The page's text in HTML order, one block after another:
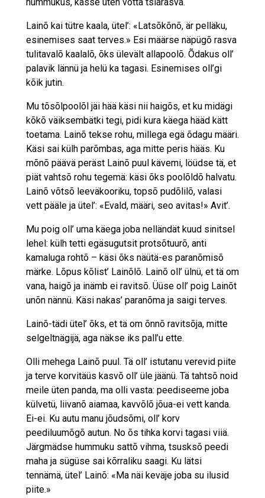
Lainõ kai tütre kaala, ütel’: «Latsõkõnõ, är pelläku,
esinemises saat terves.» Esi määrse näpügõ rasva
tulitavalõ kaalalõ, õks ülevält allapoolõ. Õdakus oll’
palavik lännü ja helü ka tagasi. Esinemises oll’gi
kõik jutin.
Mu tõsõlpoolõl jäi hää käsi nii haigõs, et ku midägi
kõkõ väiksembätki tegi, pidi kura käega hääd kätt
toetama. Lainõ tekse rohu, millega egä õdagu määri.
Käsi sai külh parõmbas, aga mitte peris hääs. Ku
mõnõ päävä peräst Lainõ puul kävemi, löüdse tä, et
piät vahtsõ rohu tegemä: käsi õks poolõldõ halvatu.
Lainõ võtsõ leeväkooriku, topsõ pudõlilõ, valasi
vett pääle ja ütel’: «Evald, määri, seo avitas!» Avit’.
Mu poig oll’ uma käega joba nelländät kuud sinitsel
lehel: külh tetti egäsugutsit protsõtuurõ, anti
kamaluga rohtõ – käsi õks näütä-es paranõmisõ
märke. Lõpus kõlist’ Lainõlõ. Lainõ oll’ ülnü, et tä om
vana, haigõ ja inämb ei ravitsõ. Üüse oll’ poig Lainõt
unõn nännü. Käsi nakas’ paranõma ja saigi terves.
Lainõ-tädi ütel’ õks, et tä om õnnõ ravitsõja, mitte
selgeltnägijä, aga näkse iks pall’u ette.
Olli mehega Lainõ puul. Tä oll’ istutanu verevid piite
ja terve korvitäüs kasvõ oll’ üle jäänü. Tä tahtsõ noid
meile üten panda, ma olli vasta: peediseeme joba
külvetü, liivanõ aiamaa, kavvõlõ jõua-ei vett kanda.
Ei-ei. Ku autu manu jõudsõmi, oll’ korv
peediluumõgõ autun. No õs tihka korvi tagasi viiä.
Järgmädse hummuku sattõ vihma, tsusksõ peedi
maha ja sügüse sai kõrraliku saagi. Ku lätsi
tennämä, ütel’ Lainõ: «Ma näi keväje joba su ilusid
piite.»